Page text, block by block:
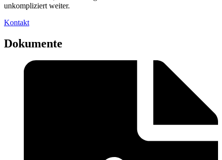
unkompliziert weiter.
Kontakt
Dokumente